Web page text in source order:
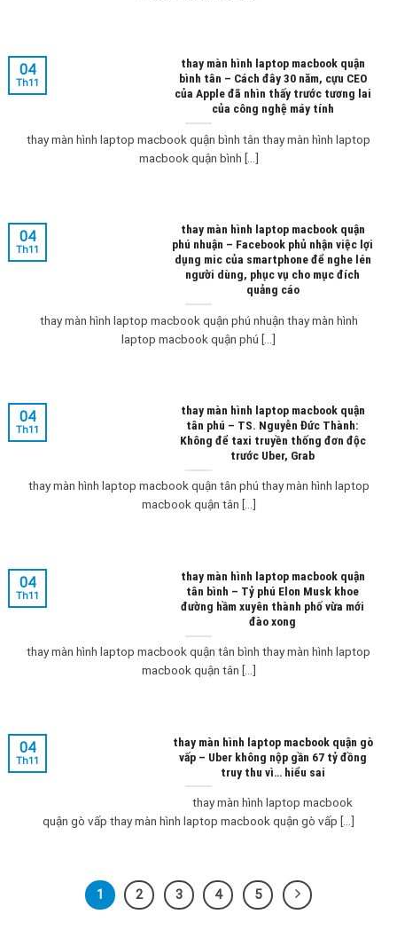
thay màn hình laptop macbook quận
bình tân – Cách đây 30 năm, cựu CEO
của Apple đã nhìn thấy trước tương lai
của công nghệ máy tính
thay màn hình laptop macbook quận bình tân thay màn hình laptop
macbook quận bình [...]
04
Th11
thay màn hình laptop macbook quận
phú nhuận – Facebook phủ nhận việc lợi
dụng mic của smartphone để nghe lén
người dùng, phục vụ cho mục đích
quảng cáo
thay màn hình laptop macbook quận phú nhuận thay màn hình
laptop macbook quận phú [...]
04
Th11
thay màn hình laptop macbook quận
tân phú – TS. Nguyễn Đức Thành:
Không để taxi truyền thống đơn độc
trước Uber, Grab
thay màn hình laptop macbook quận tân phú thay màn hình laptop
macbook quận tân [...]
04
Th11
thay màn hình laptop macbook quận
tân bình – Tỷ phú Elon Musk khoe
đường hầm xuyên thành phố vừa mới
đào xong
thay màn hình laptop macbook quận tân bình thay màn hình laptop
macbook quận tân [...]
04
Th11
thay màn hình laptop macbook quận gò
vấp – Uber không nộp gần 67 tỷ đồng
truy thu vì… hiểu sai
thay màn hình laptop macbook
quận gò vấp thay màn hình laptop macbook quận gò vấp [...]
04
Th11
1 2 3 4 5